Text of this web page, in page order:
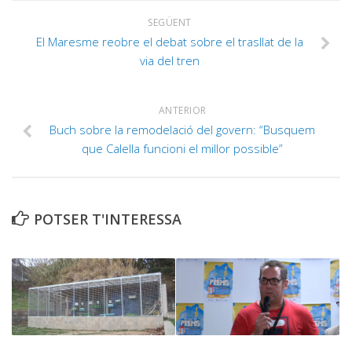
SEGÜENT
El Maresme reobre el debat sobre el trasllat de la
via del tren
ANTERIOR
Buch sobre la remodelació del govern: “Busquem
que Calella funcioni el millor possible”
POTSER T'INTERESSA